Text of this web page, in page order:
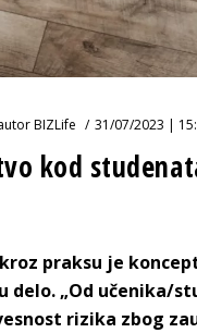
BIZLife 31/07/2023 |
kod
praksu je
delo. „Od učenika/
rizika zbog